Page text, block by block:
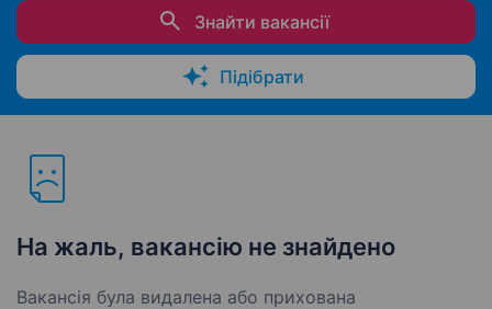
Знайти вакансії
Підібрати
На жаль, вакансію не знайдено
Вакансія була видалена або прихована